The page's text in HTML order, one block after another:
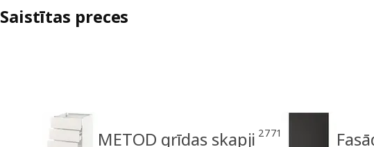
Saistītas preces
METOD grīdas skapji 2771